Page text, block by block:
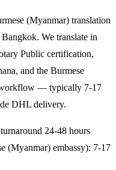
(Myanmar) translation
We translate in
Public certification,
and the Burmese
workflow — typically 7-17
DHL delivery.
24-48 hours
(Myanmar) embassy): 7-17